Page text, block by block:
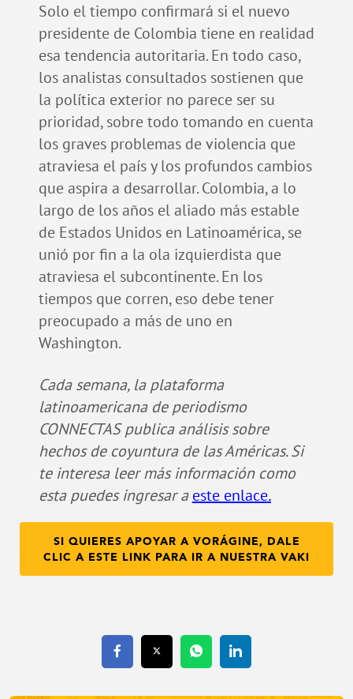
Solo el tiempo confirmará si el nuevo
presidente de Colombia tiene en realidad
esa tendencia autoritaria. En todo caso,
los analistas consultados sostienen que
la política exterior no parece ser su
prioridad, sobre todo tomando en cuenta
los graves problemas de violencia que
atraviesa el país y los profundos cambios
que aspira a desarrollar. Colombia, a lo
largo de los años el aliado más estable
de Estados Unidos en Latinoamérica, se
unió por fin a la ola izquierdista que
atraviesa el subcontinente. En los
tiempos que corren, eso debe tener
preocupado a más de uno en
Washington.
Cada semana, la plataforma
latinoamericana de periodismo
CONNECTAS publica análisis sobre
hechos de coyuntura de las Américas. Si
te interesa leer más información como
esta puedes ingresar aeste enlace.
SI QUIERES APOYAR A VORÁGINE, DALE
CLIC A ESTE LINK PARA IR A NUESTRA VAKI